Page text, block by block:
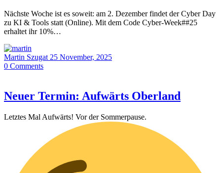
Nächste Woche ist es soweit: am 2. Dezember findet der Cyber Day
zu KI & Tools statt (Online). Mit dem Code Cyber-Week##25
erhaltet ihr 10%…
Martin Szugat 25 November, 2025
0 Comments
Neuer Termin: Aufwärts Oberland
Letztes Mal Aufwärts! Vor der Sommerpause.